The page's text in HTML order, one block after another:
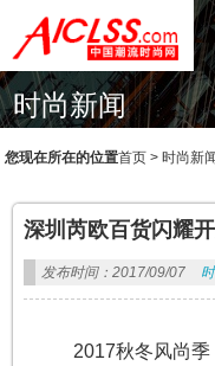
时尚新闻
您现在所在的位置首页 > 时尚新闻
深圳芮欧百货闪耀
发布时间：2017/09/07
2017秋冬风尚季